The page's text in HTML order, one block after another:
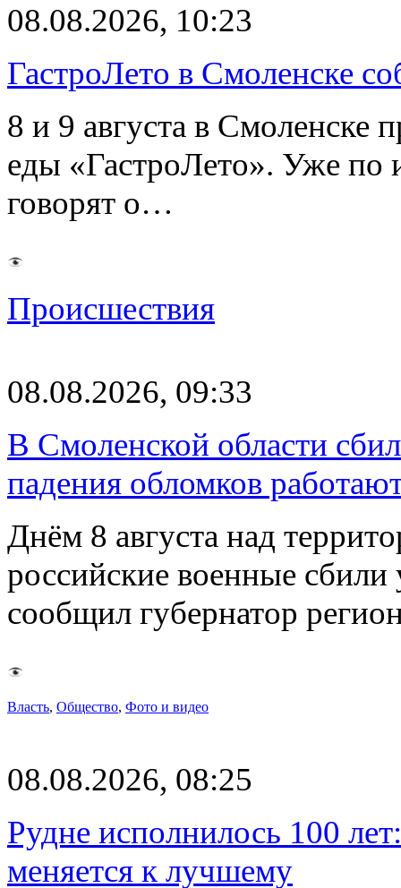
08.08.2026, 10:23
ГастроЛето в Смоленске
8 и 9 августа в Смоленске
еды «ГастроЛето». Уже по
говорят о…
Происшествия
08.08.2026, 09:33
В Смоленской области
падения обломков
Днём 8 августа над
российские военные
сообщил губернатор
Власть, Общество, Фото и видео
08.08.2026, 08:25
Рудне исполнилось 100
меняется к лучшему